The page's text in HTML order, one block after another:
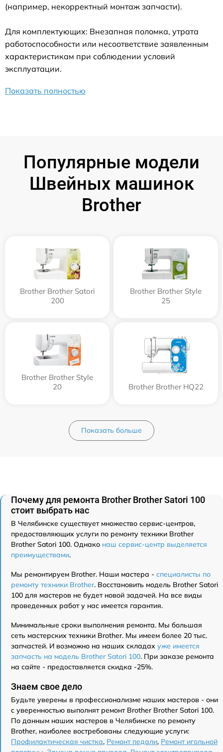
(например, некорректный монтаж запчасти).
Для комплектующих: Внезапная поломка, утрата
работоспособности или несоответствие заявленным
характеристикам при соблюдении условий
эксплуатации.
Показать полностью
Популярные модели
Швейных машинок
Brother
Brother Brother Satori
200
Brother Brother Style
25
Brother Brother Style
20
Brother Brother HQ22
Показать больше
Почему для ремонта Brother Brother Satori 100
стоит выбрать нас
В Челябинске существует множество сервис-центров,
предоставляющих услуги по ремонту техники Brother
Brother Satori 100. Однако наш сервис-центр выделяется
преимуществами.
Мы ремонтируем Brother. Наши мастера - специалисты по
ремонту техники Brother. Восстановить модель Brother Satori
100 для мастеров не будет новой задачей. На все виды
проведенных работ у нас имеется гарантия.
Минимальные сроки выполнения ремонта. Мы большая
сеть мастерских техники Brother. Мы имеем более 20 тыс.
запчастей. И возможно на наших складах уже имеется
запчасть на модель Brother Satori 100. При заказе ремонта
на сайте - предоставляется скидка -25%.
Знаем свое дело
Будьте уверены в профессионализме наших мастеров - они
с уверенностью выполнят ремонт Brother Brother Satori 100.
По данным наших мастеров в Челябинске по ремонту
Brother, наиболее востребованы следующие услуги:
Профилактическая чистка, Ремонт педали, Ремонт игольной